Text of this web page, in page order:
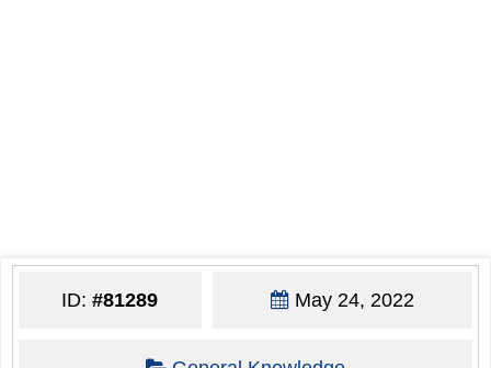
ID:#81289 May 24, 2022